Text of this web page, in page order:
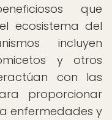
que
ecosistema del
incluyen
y otros
con las
proporcionar
enfermedades y